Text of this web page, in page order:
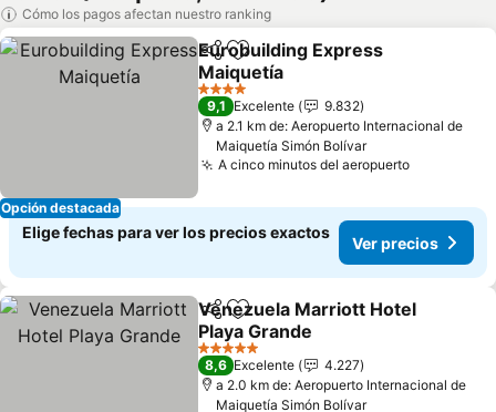
Cómo los pagos afectan nuestro ranking
Opción destacada
CompartirAgregar a favoritos
Eurobuilding Express
Maiquetía
Ver precios
4 Estrellas
9,1 Excelente
9.832
a 2.1 km de: Aeropuerto Internacional de
Maiquetía Simón Bolívar
A cinco minutos del aeropuertoVer
Elige fechas para ver los precios exactos
Ver precios
CompartirAgregar a favoritos
Venezuela Marriott Hotel
Playa Grande
Ver precios
5 Estrellas
8,6 Excelente
4.227
a 2.0 km de: Aeropuerto Internacional de
Maiquetía Simón Bolívar